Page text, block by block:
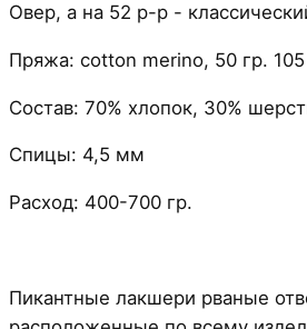
Овер, а на 52 р-р -
Пряжа: cotton merino, 50 гр.
Состав: 70% хлопок, 30%
Спицы: 4,5 мм
Расход: 400-700 гр.
Пикантные лакшери рваные